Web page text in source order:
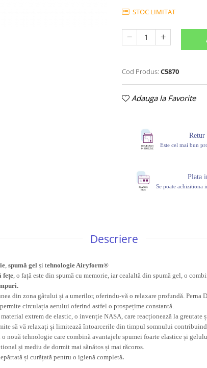
STOC LIMITAT
Cod Produs: C5870
Adauga la Favorite
Retur
Este cel mai bun
Plata
Se poate achizitiona
Descriere
, spumă gel și tehnologie Airyform®
fețe, o față este din spumă cu memorie, iar cealaltă din spumă gel, o
din zona gâtului și a umerilor, oferindu-vă o relaxare profundă. Perna
circulația aerului oferind astfel o prospețime constantă.
material extrem de elastic, o invenție NASA, care reacționează la greutate
să vă relaxați și limitează întoarcerile din timpul somnului
o nouă tehnologie care combină avantajele spumei foarte elastice și
și mediu de dormit mai sănătos și mai răcoros.
și curățată pentru o igienă completă.